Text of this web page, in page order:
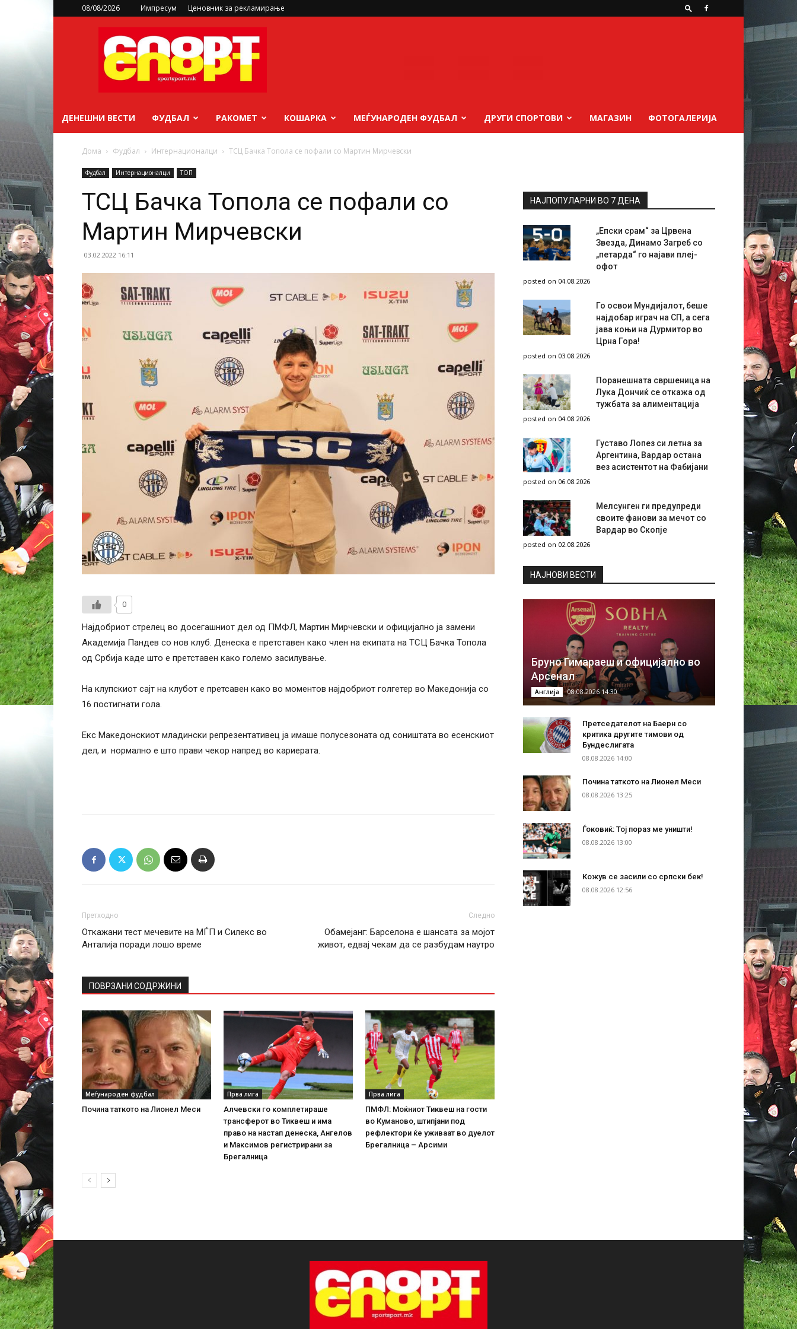
08/08/2026 Импресум Ценовник за рекламирање
sportsport.mk
ДЕНЕШНИ ВЕСТИ ФУДБАЛ РАКОМЕТ КОШАРКА МЕЃУНАРОДЕН ФУДБАЛ ДРУГИ СПОРТОВИ МАГАЗИН ФОТОГАЛЕРИЈА
Дома Фудбал Интернационалци ТСЦ Бачка Топола се пофали со Мартин Мирчевски
Фудбал Интернационалци ТОП
ТСЦ Бачка Топола се пофали со
Мартин Мирчевски
03.02.2022 16:11
0
Најдобриот стрелец во досегашниот дел од ПМФЛ, Мартин Мирчевски и официјално ја замени
Академија Пандев со нов клуб. Денеска е претставен како член на екипата на ТСЦ Бачка Топола
од Србија каде што е претставен како големо засилување.
На клупскиот сајт на клубот е претсавен како во моментов најдобриот голгетер во Македонија со
16 постигнати гола.
Екс Македонскиот младински репрезентативец ја имаше полусезоната од соништата во есенскиот
дел, и нормално е што прави чекор напред во кариерата.
Претходно
Откажани тест мечевите на МЃП и Силекс во
Анталија поради лошо време
Следно
Обамејанг: Барселона е шансата за мојот
живот, едвај чекам да се разбудам наутро
ПОВРЗАНИ СОДРЖИНИ
Меѓународен фудбал
Почина таткото на Лионел Меси
Прва лига
Алчевски го комплетираше
трансферот во Тиквеш и има
право на настап денеска, Ангелов
и Максимов регистрирани за
Брегалница
Прва лига
ПМФЛ: Моќниот Тиквеш на гости
во Куманово, штипјани под
рефлектори ќе уживаат во дуелот
Брегалница – Арсими
НАЈПОПУЛАРНИ ВО 7 ДЕНА
„Епски срам“ за Црвена
Звезда, Динамо Загреб со
„петарда“ го најави плеј-
офот
posted on 04.08.2026
Го освои Мундијалот, беше
најдобар играч на СП, а сега
јава коњи на Дурмитор во
Црна Гора!
posted on 03.08.2026
Поранешната свршеница на
Лука Дончиќ се откажа од
тужбата за алиментација
posted on 04.08.2026
Густаво Лопез си летна за
Аргентина, Вардар остана
вез асистентот на Фабијани
posted on 06.08.2026
Мелсунген ги предупреди
своите фанови за мечот со
Вардар во Скопје
posted on 02.08.2026
НAЈНОВИ ВЕСТИ
Бруно Гимараеш и официјално во
Арсенал
Англија 08.08.2026 14:30
Претседателот на Баерн со
критика другите тимови од
Бундеслигата
08.08.2026 14:00
Почина таткото на Лионел Меси
08.08.2026 13:25
Ѓоковиќ: Тој пораз ме уништи!
08.08.2026 13:00
Кожув се засили со српски бек!
08.08.2026 12:56